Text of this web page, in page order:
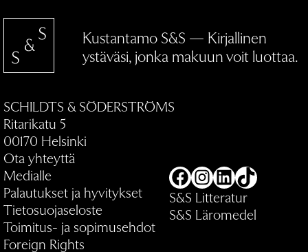
Kustantamo S&S — Kirjallinen
ystäväsi, jonka makuun voit luottaa.
SCHILDTS & SÖDERSTRÖMS
Ritarikatu 5
00170 Helsinki
Ota yhteyttä
Medialle
Palautukset ja hyvitykset
Tietosuojaseloste
Toimitus- ja sopimusehdot
Foreign Rights
Facebook
Instagram
LinkedIn
TikTok
S&S Litteratur
S&S Läromedel